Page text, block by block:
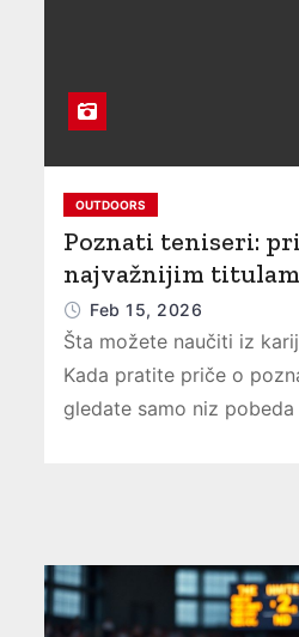
OUTDOORS
Poznati teniseri:
najvažnijim
Feb 15, 2026
Šta možete naučiti iz
Kada pratite priče o
gledate samo niz